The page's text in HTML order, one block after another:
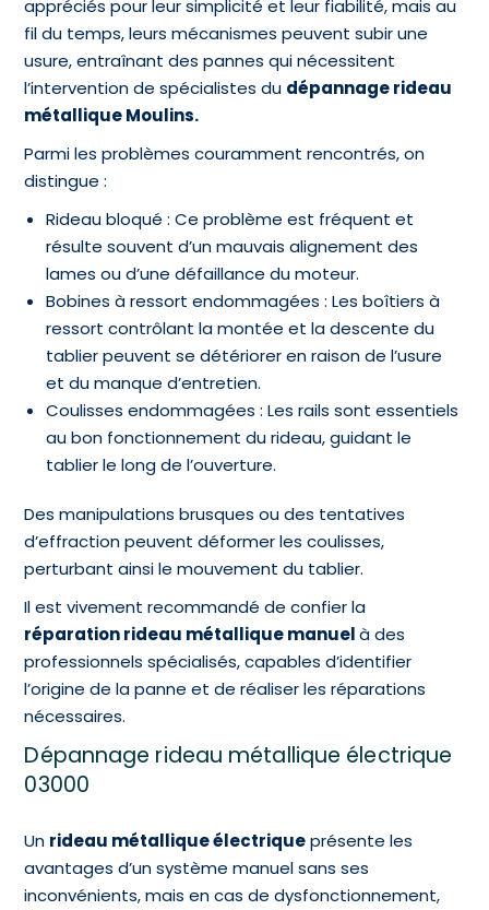
appréciés pour leur simplicité et leur fiabilité, mais au
fil du temps, leurs mécanismes peuvent subir une
usure, entraînant des pannes qui nécessitent
l’intervention de spécialistes du dépannage rideau
métallique Moulins.
Parmi les problèmes couramment rencontrés, on
distingue :
Rideau bloqué : Ce problème est fréquent et
résulte souvent d’un mauvais alignement des
lames ou d’une défaillance du moteur.
Bobines à ressort endommagées : Les boîtiers à
ressort contrôlant la montée et la descente du
tablier peuvent se détériorer en raison de l’usure
et du manque d’entretien.
Coulisses endommagées : Les rails sont essentiels
au bon fonctionnement du rideau, guidant le
tablier le long de l’ouverture.
Des manipulations brusques ou des tentatives
d’effraction peuvent déformer les coulisses,
perturbant ainsi le mouvement du tablier.
Il est vivement recommandé de confier la
réparation rideau métallique manuelà des
professionnels spécialisés, capables d’identifier
l’origine de la panne et de réaliser les réparations
nécessaires.
Dépannage rideau métallique électrique
03000
Un rideau métallique électriqueprésente les
avantages d’un système manuel sans ses
inconvénients, mais en cas de dysfonctionnement,